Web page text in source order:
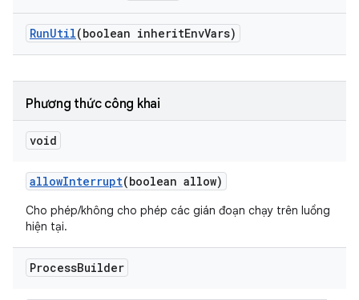
RunUtil(boolean inheritEnvVars)
Phương thức công khai
void
allowInterrupt(boolean allow)
Cho phép/không cho phép các gián đoạn chạy trên luồng
hiện tại.
ProcessBuilder